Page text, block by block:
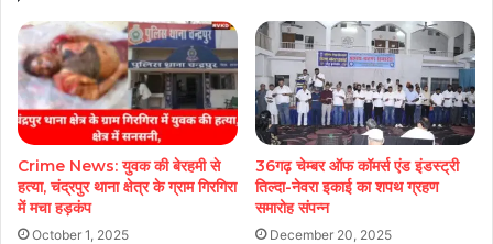
Crime News: युवक की बेरहमी से
हत्या, चंद्रपुर थाना क्षेत्र के ग्राम गिरगिरा
में मचा हड़कंप
October 1, 2025
36गढ़ चेम्बर ऑफ कॉमर्स एंड इंडस्ट्री
तिल्दा-नेवरा इकाई का शपथ ग्रहण
समारोह संपन्न
December 20, 2025